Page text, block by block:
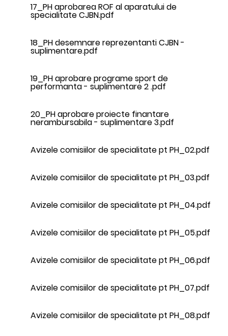
17_PH aprobarea ROF al aparatului de
specialitate CJBN.pdf
18_PH desemnare reprezentanti CJBN -
suplimentare.pdf
19_PH aprobare programe sport de
performanta - suplimentare 2 .pdf
20_PH aprobare proiecte finantare
nerambursabila - suplimentare 3.pdf
Avizele comisiilor de specialitate pt PH_02.pdf
Avizele comisiilor de specialitate pt PH_03.pdf
Avizele comisiilor de specialitate pt PH_04.pdf
Avizele comisiilor de specialitate pt PH_05.pdf
Avizele comisiilor de specialitate pt PH_06.pdf
Avizele comisiilor de specialitate pt PH_07.pdf
Avizele comisiilor de specialitate pt PH_08.pdf